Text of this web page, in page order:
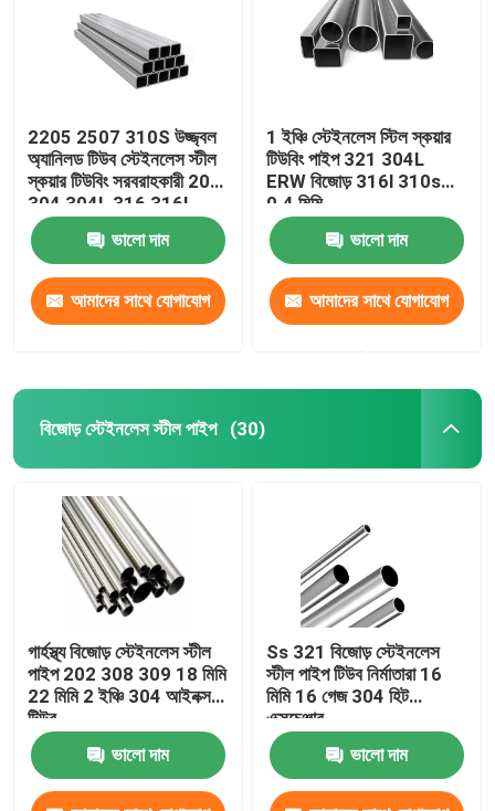
2205 2507 310S উজ্জ্বল
অ্যানিলড টিউব স্টেইনলেস স্টীল
স্কয়ার টিউবিং সরবরাহকারী 201
304 304L 316 316L
ভালো দাম
আমাদের সাথে যোগাযোগ
1 ইঞ্চি স্টেইনলেস স্টিল স্কয়ার
টিউবিং পাইপ 321 304L
ERW বিজোড় 316l 310s
0.4 মিমি
ভালো দাম
আমাদের সাথে যোগাযোগ
বিজোড় স্টেইনলেস স্টীল পাইপ (30)
গার্হস্থ্য বিজোড় স্টেইনলেস স্টীল
পাইপ 202 308 309 18 মিমি
22 মিমি 2 ইঞ্চি 304 আইনক্স
টিউব
ভালো দাম
Ss 321 বিজোড় স্টেইনলেস
স্টীল পাইপ টিউব নির্মাতারা 16
মিমি 16 গেজ 304 হিট
এক্সচেঞ্জার
ভালো দাম